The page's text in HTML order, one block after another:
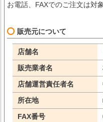
お電話、FAXでのご注文は対
販売元について
店舗名
販売業者名
店舗運営責任者名
所在地
FAX番号